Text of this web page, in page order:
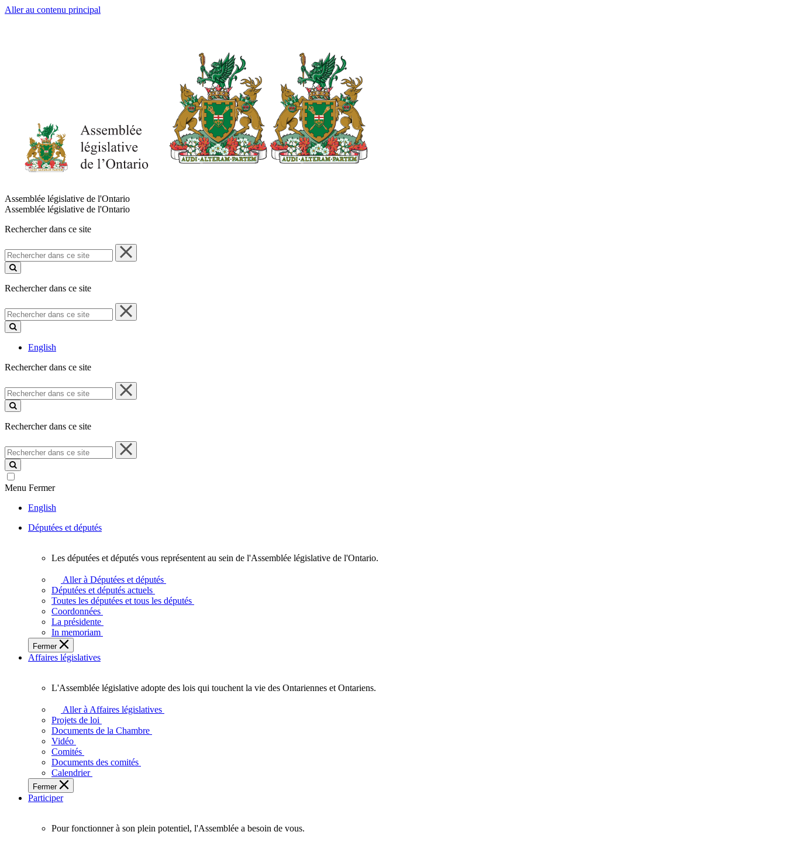
Aller au contenu principal
Assemblée législative de l'Ontario
Assemblée législative de l'Ontario
Rechercher dans ce site
Rechercher
dans
ce
Rechercher dans ce site
Rechercher
dans
ce
English
Rechercher dans ce site
Rechercher
dans
ce
Rechercher dans ce site
Rechercher
dans
ce
site
Menu Fermer
English
Députées et députés
députées
députés
vous
représentent
sein
de
l'Assemblée
l'Ontario.
Les députées et députés vous représentent au sein de l'Assemblée législative de l'Ontario.
Aller à Députées et députés
Députées et députés actuels
Toutes les députées et tous les députés
Coordonnées
La présidente
In memoriam
Fermer
Affaires législatives
législative
adopte
touchent
vie
des
Ontariennes
Ontariens.
L'Assemblée législative adopte des lois qui touchent la vie des Ontariennes et Ontariens.
Aller à Affaires législatives
Projets de loi
Documents de la Chambre
Vidéo
Comités
Documents des comités
Calendrier
Fermer
Participer
Pour fonctionner à son plein potentiel, l'Assemblée a besoin de vous.